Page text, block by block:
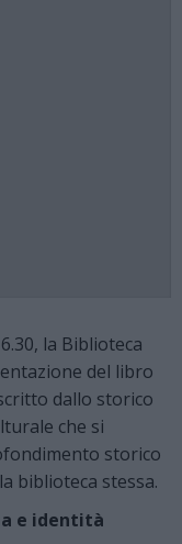
la Biblioteca
del libro
dallo storico
che si
storico
biblioteca stessa.
e identità